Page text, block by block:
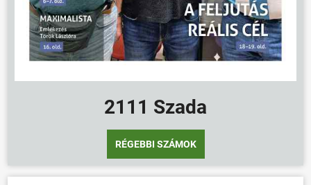
2111 Szada
RÉGEBBI SZÁMOK